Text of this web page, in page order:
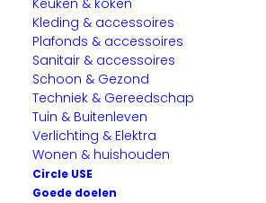
Keuken & koken
Kleding & accessoires
Plafonds & accessoires
Sanitair & accessoires
Schoon & Gezond
Techniek & Gereedschap
Tuin & Buitenleven
Verlichting & Elektra
Wonen & huishouden
Circle USE
Goede doelen
ontwikkelen. Van eenvoudige
kinderen tot uitdagende
bouwers: er is voor iedere leeftijd en
passende bouwset.